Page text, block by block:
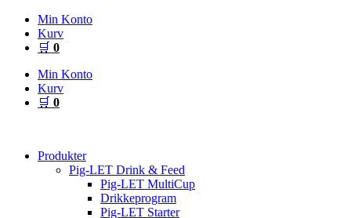
Videre
indhold
Min Konto
Kurv
🛒 0
Min Konto
Kurv
🛒 0
Produkter
Pig-LET Drink & Feed
Pig-LET MultiCup
Drikkeprogram
Pig-LET Starter